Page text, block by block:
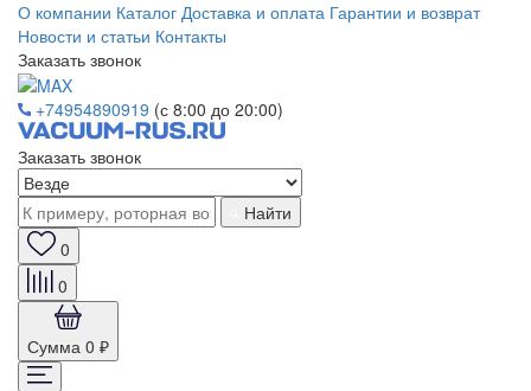
О компании Каталог Доставка и оплата Гарантии и возврат
Новости и статьи Контакты
Заказать звонок
+74954890919 (с 8:00 до 20:00)
Заказать звонок
Найти
0
0
Сумма 0 ₽